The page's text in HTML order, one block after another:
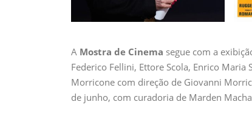
A Mostra de Cinema segue com a
Federico Fellini, Ettore Scola, Enrico
Morricone com direção de Giovanni
de junho, com curadoria de Marden